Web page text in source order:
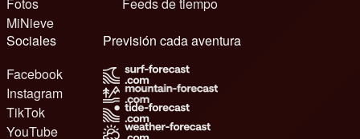
Fotos
MiNieve
Feeds de tiempo
Sociales
Facebook
Instagram
TikTok
YouTube
Previsión cada aventura